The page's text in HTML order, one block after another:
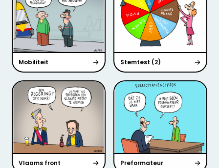
Mobiliteit Stemtest (2)
Vlaams front Preformateur